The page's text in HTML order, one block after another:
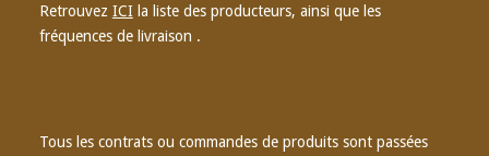
Retrouvez ICIla liste des producteurs, ainsi que les
fréquences de livraison .
Tous les contrats ou commandes de produits sont passées